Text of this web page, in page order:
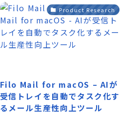
Product Research
Filo Mail for macOS – AIが
受信トレイを自動でタスク化す
るメール生産性向上ツール